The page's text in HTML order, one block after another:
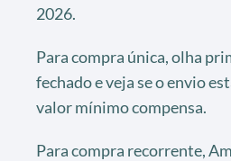
2026.
Para compra única, olha
fechado e veja se o envio
valor mínimo compensa.
Para compra recorrente,